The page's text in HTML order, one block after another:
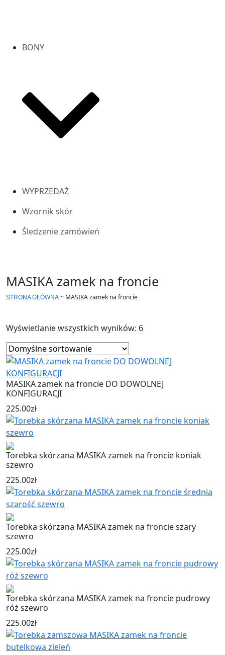
BONY
WYPRZEDAŻ
Wzornik skór
Śledzenie zamówień
MASIKA zamek na froncie
STRONA GŁÓWNA ~ MASIKA zamek na froncie
Wyświetlanie wszystkich wyników: 6
MASIKA zamek na froncie DO DOWOLNEJ
KONFIGURACJI
225.00zł
Torebka skórzana MASIKA zamek na froncie koniak
szewro
225.00zł
Torebka skórzana MASIKA zamek na froncie szary
szewro
225.00zł
Torebka skórzana MASIKA zamek na froncie pudrowy
róż szewro
225.00zł